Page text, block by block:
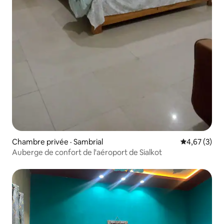
Chambre privée · Sambrial Note
4,67 (3)
Auberge de confort de l'aéroport de Sialkot